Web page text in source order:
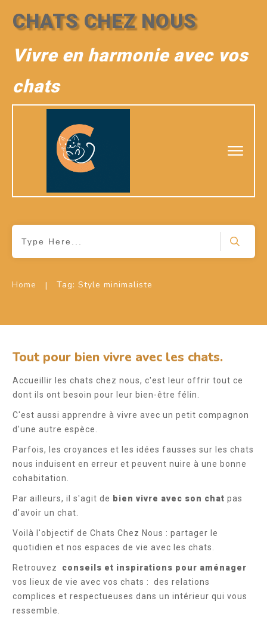
CHATS CHEZ NOUS
Vivre en harmonie avec vos
chats
Home | Tag: Style minimaliste
Tout pour bien vivre avec les chats.
Accueillir les chats chez nous, c'est leur offrir tout ce
dont ils ont besoin pour leur bien-être félin.
C'est aussi apprendre à vivre avec un petit compagnon
d'une autre espèce.
Parfois, les croyances et les idées fausses sur les chats
nous induisent en erreur et peuvent nuire à une bonne
cohabitation.
Par ailleurs, il s'agit de bien vivre avec son chat pas
d'avoir un chat.
Voilà l'objectif de Chats Chez Nous : partager le
quotidien et nos espaces de vie avec les chats.
Retrouvez conseils et inspirations pour aménager
vos lieux de vie avec vos chats : des relations
complices et respectueuses dans un intérieur qui vous
ressemble.